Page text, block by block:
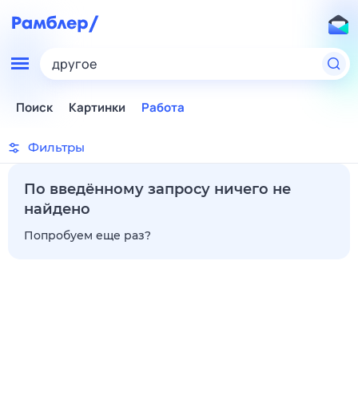
другое
Поиск Картинки Работа
Фильтры
По введённому запросу ничего не
найдено
Попробуем еще раз?